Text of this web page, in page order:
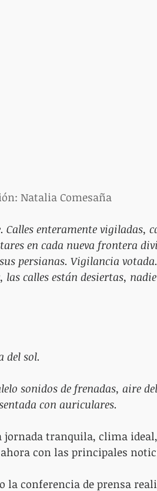
Natalia Comesaña
enteramente vigiladas,
en cada nueva frontera
persianas. Vigilancia votada.
calles están desiertas,
del sol.
sonidos de frenadas, aire
con auriculares.
jornada tranquila, clima
ahora con las principales
la conferencia de prensa